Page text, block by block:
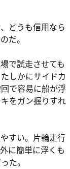
どうも信用なら
だ。
で試走させても
しかにサイドカ
で容易に船が浮
をガン握りすれ
すい。片輪走行
に簡単に浮くも
た。